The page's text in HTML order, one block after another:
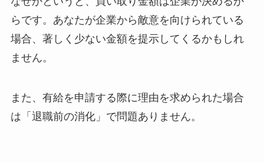
らです。あなたが企業から敵意を向けられている
場合、著しく少ない金額を提示してくるかもしれ
ません。
また、有給を申請する際に理由を求められた場合
は「退職前の消化」で問題ありません。